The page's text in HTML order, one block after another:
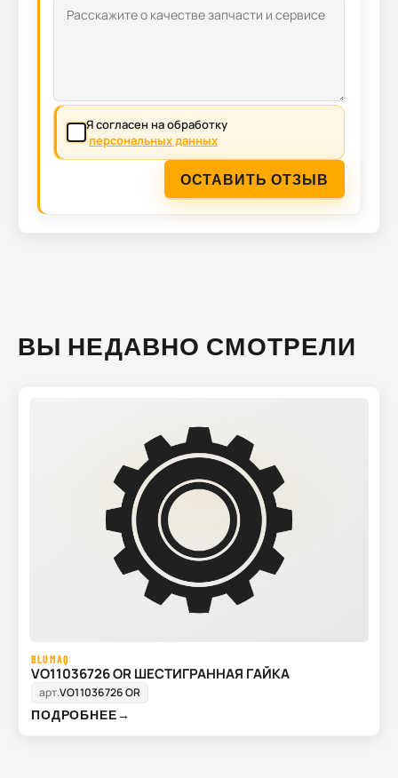
Я согласен на обработку
персональных данных
ОСТАВИТЬ ОТЗЫВ
ВЫ НЕДАВНО СМОТРЕЛИ
BLUMAQ
VO11036726 OR ШЕСТИГРАННАЯ ГАЙКА
арт.VO11036726 OR
ПОДРОБНЕЕ→